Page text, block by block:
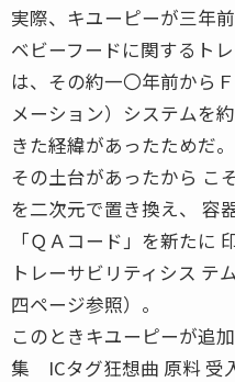
実際、キユーピーが三年
ベビーフードに関するト
は、その約一〇年前から
メーション）システムを
きた経緯があったためだ。
その土台があったから こ
を二次元で置き換え、 容
「ＱＡコード」を新たに
トレーサビリティシス テ
四ページ参照）。
このときキユーピーが追
集 ICタグ狂想曲 原料 受